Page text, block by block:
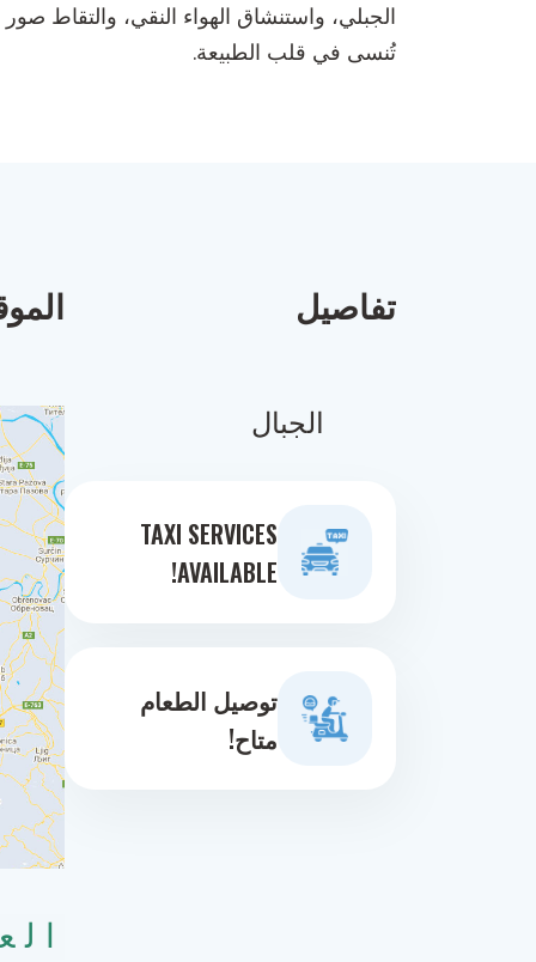
الجبلي، واستنشاق الهواء النقي، والتقاط
تُنسى في قلب الطبيعة.
تفاصيل
الجبال
TAXI SERVICES
AVAILABLE!
توصيل الطعام
متاح!